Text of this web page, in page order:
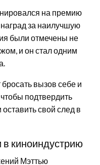
на премию
за наилучшую
были отмечены не
и он стал одним
вызов себе и
подтвердить
свой след в
киноиндустрию
Мэттью